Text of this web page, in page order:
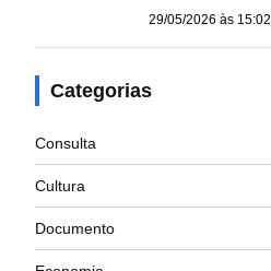
29/05/2026 às 15:02
Categorias
Consulta
Cultura
Documento